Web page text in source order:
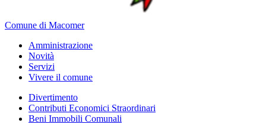
Comune di Macomer
Amministrazione
Novità
Servizi
Vivere il comune
Divertimento
Contributi Economici Straordinari
Beni Immobili Comunali